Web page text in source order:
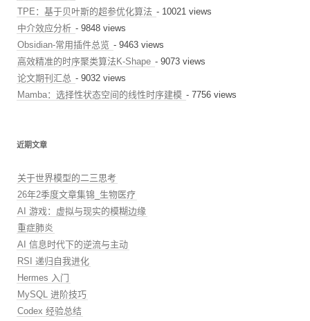
TPE：基于贝叶斯的超参优化算法 - 10021 views
中介效应分析 - 9848 views
Obsidian-常用插件总览 - 9463 views
高效精准的时序聚类算法K-Shape - 9073 views
论文期刊汇总 - 9032 views
Mamba：选择性状态空间的线性时序建模 - 7756 views
近期文章
关于世界模型的二三思考
26年2季度文章集锦_生物医疗
AI 游戏：虚拟与现实的模糊边缘
重症肺炎
AI 信息时代下的逆流与主动
RSI 递归自我进化
Hermes 入门
MySQL 进阶技巧
Codex 经验总结